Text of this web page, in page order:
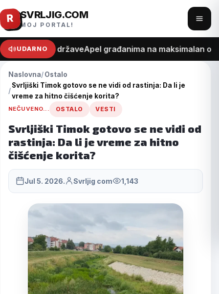
Pređi
na
sadržaj
R SVRLJIG.COM
MOJ PORTAL!
meni
UDARNO
o trošku državeApel građanima na maksimalan oprez
Naslovna Ostalo
Svrljiški Timok gotovo se ne vidi od rastinja: Da li je
vreme za hitno čišćenje korita?
NEČUVENO... OSTALO VESTI
Svrljiški Timok gotovo se ne vidi od
rastinja: Da li je vreme za hitno
čišćenje korita?
Jul 5. 2026. Svrljig com 1,143